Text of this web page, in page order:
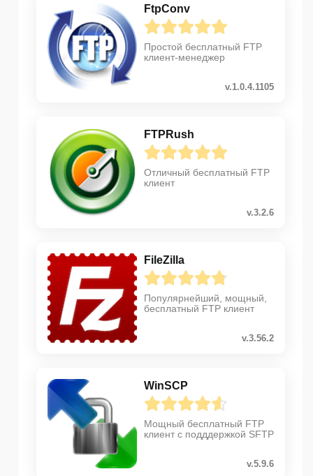
FtpConv
Простой бесплатный FTP
клиент-менеджер
v.1.0.4.1105
FTPRush
Отличный бесплатный FTP
клиент
v.3.2.6
FileZilla
Популярнейший, мощный,
бесплатный FTP клиент
v.3.56.2
WinSCP
Мощный бесплатный FTP
клиент с подддержкой SFTP
v.5.9.6